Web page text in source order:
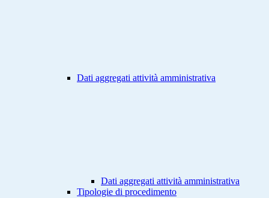
Dati aggregati attività amministrativa
Dati aggregati attività amministrativa
Tipologie di procedimento